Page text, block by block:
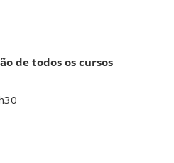
de todos os cursos